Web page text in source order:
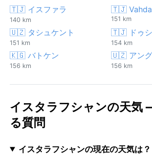
🇹🇯 イスファラ
140 km
🇹🇯
151 km
🇺🇿 タシュケント
151 km
🇹🇯 ドゥシ
154 km
🇰🇬 バトケン
156 km
🇺🇿 アング
156 km
イスタラフシャンの天気
る質問
イスタラフシャンの現在の天気は？